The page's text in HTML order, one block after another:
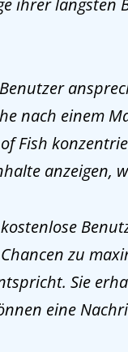
nach einem
Fish
anzeigen,
zu
Sie
eine